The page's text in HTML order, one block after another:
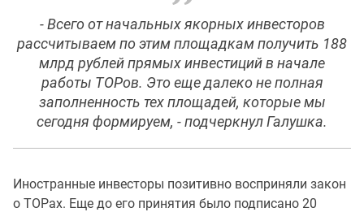
- Всего от начальных якорных инвесторов
рассчитываем по этим площадкам получить 188
млрд рублей прямых инвестиций в начале
работы ТОРов. Это еще далеко не полная
заполненность тех площадей, которые мы
сегодня формируем, - подчеркнул Галушка.
Иностранные инвесторы позитивно восприняли закон
о ТОРах. Еще до его принятия было подписано 20